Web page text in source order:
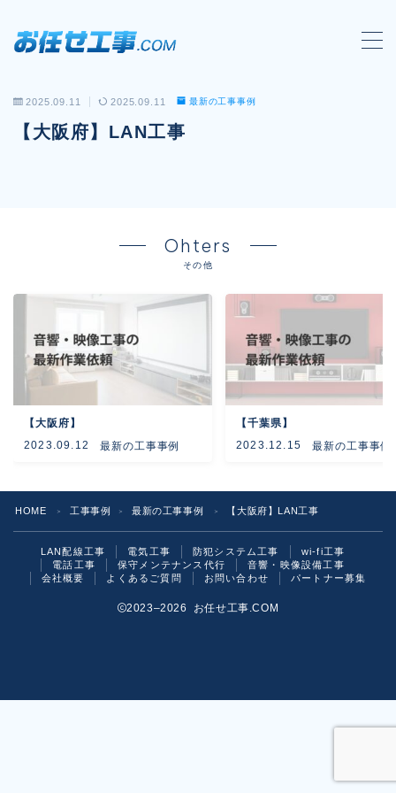
MENU
会社概要
電話工事
音響・映像設備工事
保守メンテナンス代行
よくあるご質問
2025.09.11 2025.09.11 最新の工事事例
【大阪府】LAN工事
Ohters
その他
【大阪府】
2023.09.12 最新の工事事例
【千葉県】
2023.12.15 最新の工事事例
HOME ＞ 工事事例 ＞ 最新の工事事例 ＞ 【大阪府】LAN工事
LAN配線工事 電気工事 防犯システム工事
wi-fi工事
電話工事
保守メンテナンス代行
音響・映像設備工事
会社概要
よくあるご質問 お問い合わせ パートナー募集
2023–2026 お任せ工事.COM